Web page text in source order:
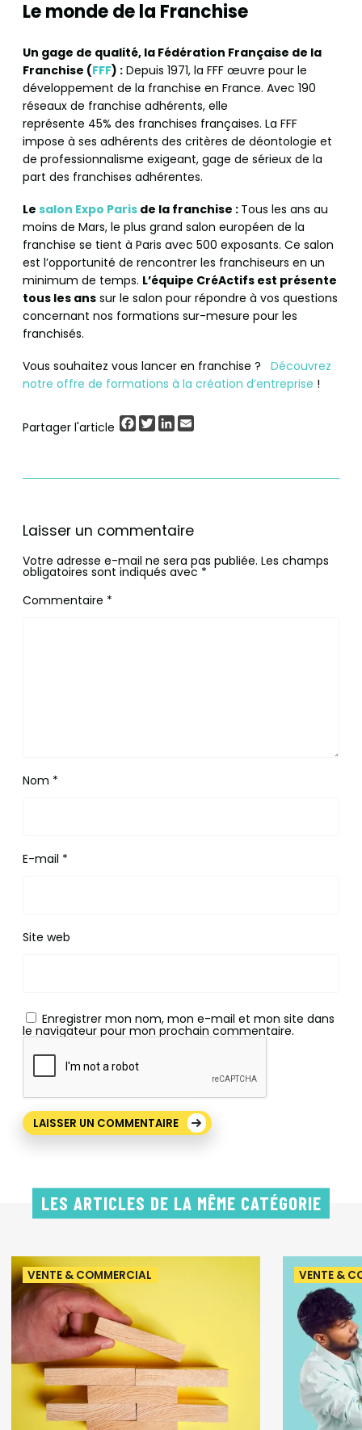
Le monde de la Franchise
Un gage de qualité, la Fédération Française de la
Franchise (FFF) : Depuis 1971, la FFF œuvre pour le
développement de la franchise en France. Avec 190
réseaux de franchise adhérents, elle
représente 45% des franchises françaises. La FFF
impose à ses adhérents des critères de déontologie et
de professionnalisme exigeant, gage de sérieux de la
part des franchises adhérentes.
Le salon Expo Paris de la franchise : Tous les ans au
moins de Mars, le plus grand salon européen de la
franchise se tient à Paris avec 500 exposants. Ce salon
est l’opportunité de rencontrer les franchiseurs en un
minimum de temps. L’équipe CréActifs est présente
tous les ans sur le salon pour répondre à vos questions
concernant nos formations sur-mesure pour les
franchisés.
Vous souhaitez vous lancer en franchise ? Découvrez
notre offre de formations à la création d’entreprise !
Partager l'article Facebook
TwitterLinkedIn
Laisser un commentaire
Votre adresse e-mail ne sera pas publiée. Les champs
obligatoires sont indiqués avec *
Commentaire *
Nom *
E-mail *
Site web
Enregistrer mon nom, mon e-mail et mon site dans
le navigateur pour mon prochain commentaire.
LES ARTICLES DE LA MÊME CATÉGORIE
VENTE & COMMERCIAL VENTE &